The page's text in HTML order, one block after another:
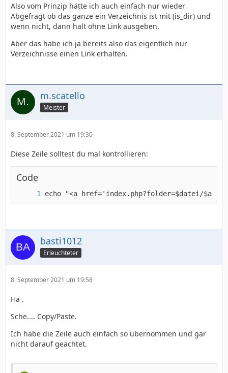
Also vom Prinzip hätte ich auch einfach nur wieder
Abgefragt ob das ganze ein Verzeichnis ist mit (is_dir) und
wenn nicht, dann halt ohne Link ausgeben.
Aber das habe ich ja bereits also das eigentlich nur
Verzeichnisse einen Link erhalten.
m.scatello
Meister
8. September 2021 um 19:30
Diese Zeile solltest du mal kontrollieren:
Code
echo "<a href='index.php?folder=$datei/
basti1012
Erleuchteter
8. September 2021 um 19:58
Ha .
Sche.... Copy/Paste.
Ich habe die Zeile auch einfach so übernommen und gar
nicht darauf geachtet.